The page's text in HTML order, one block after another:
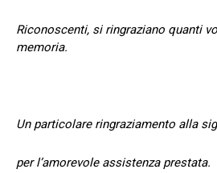
Riconoscenti, si ringraziano quanti
memoria.
Un particolare ringraziamento alla
per l’amorevole assistenza prestata.